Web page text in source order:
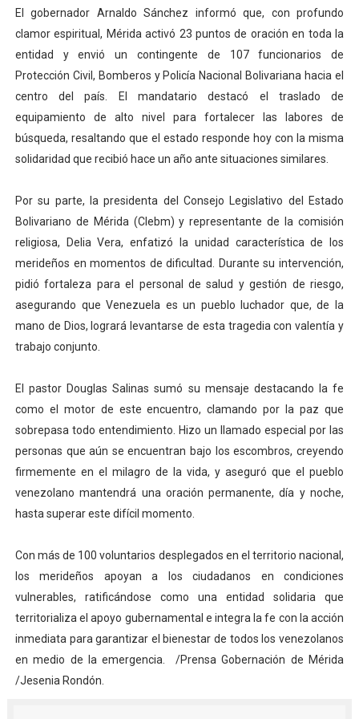
El gobernador Arnaldo Sánchez informó que, con profundo
clamor espiritual, Mérida activó 23 puntos de oración en toda la
entidad y envió un contingente de 107 funcionarios de
Protección Civil, Bomberos y Policía Nacional Bolivariana hacia el
centro del país. El mandatario destacó el traslado de
equipamiento de alto nivel para fortalecer las labores de
búsqueda, resaltando que el estado responde hoy con la misma
solidaridad que recibió hace un año ante situaciones similares.
Por su parte, la presidenta del Consejo Legislativo del Estado
Bolivariano de Mérida (Clebm) y representante de la comisión
religiosa, Delia Vera, enfatizó la unidad característica de los
merideños en momentos de dificultad. Durante su intervención,
pidió fortaleza para el personal de salud y gestión de riesgo,
asegurando que Venezuela es un pueblo luchador que, de la
mano de Dios, logrará levantarse de esta tragedia con valentía y
trabajo conjunto.
El pastor Douglas Salinas sumó su mensaje destacando la fe
como el motor de este encuentro, clamando por la paz que
sobrepasa todo entendimiento. Hizo un llamado especial por las
personas que aún se encuentran bajo los escombros, creyendo
firmemente en el milagro de la vida, y aseguró que el pueblo
venezolano mantendrá una oración permanente, día y noche,
hasta superar este difícil momento.
Con más de 100 voluntarios desplegados en el territorio nacional,
los merideños apoyan a los ciudadanos en condiciones
vulnerables, ratificándose como una entidad solidaria que
territorializa el apoyo gubernamental e integra la fe con la acción
inmediata para garantizar el bienestar de todos los venezolanos
en medio de la emergencia. /Prensa Gobernación de Mérida
/Jesenia Rondón.